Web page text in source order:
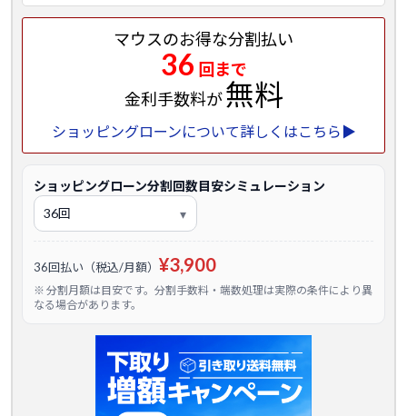
マウスのお得な分割払い
36 回まで
金利手数料が無料
ショッピングローンについて詳しくはこちら▶
ショッピングローン分割回数目安シミュレーション
36回払い（税込/月額） ¥3,900
※ 分割月額は目安です。分割手数料・端数処理は実際の条件により異
なる場合があります。